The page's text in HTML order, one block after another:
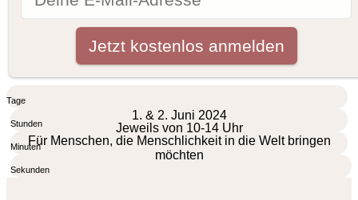
Tage
Stunden
Minuten
Sekunden
1. & 2. Juni 2024
Jeweils von 10-14 Uhr
Für Menschen, die Menschlichkeit in die Welt bringen
möchten